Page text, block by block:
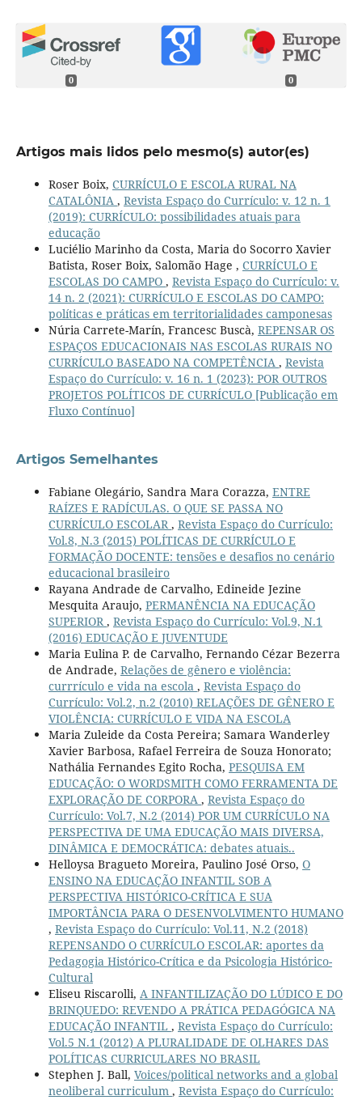
0 0
Artigos mais lidos pelo mesmo(s) autor(es)
Roser Boix, CURRÍCULO E ESCOLA RURAL NA
CATALÔNIA , Revista Espaço do Currículo: v. 12 n. 1
(2019): CURRÍCULO: possibilidades atuais para
educação
Luciélio Marinho da Costa, Maria do Socorro Xavier
Batista, Roser Boix, Salomão Hage , CURRÍCULO E
ESCOLAS DO CAMPO , Revista Espaço do Currículo: v.
14 n. 2 (2021): CURRÍCULO E ESCOLAS DO CAMPO:
políticas e práticas em territorialidades camponesas
Núria Carrete-Marín, Francesc Buscà, REPENSAR OS
ESPAÇOS EDUCACIONAIS NAS ESCOLAS RURAIS NO
CURRÍCULO BASEADO NA COMPETÊNCIA , Revista
Espaço do Currículo: v. 16 n. 1 (2023): POR OUTROS
PROJETOS POLÍTICOS DE CURRÍCULO [Publicação em
Fluxo Contínuo]
Artigos Semelhantes
Fabiane Olegário, Sandra Mara Corazza, ENTRE
RAÍZES E RADÍCULAS. O QUE SE PASSA NO
CURRÍCULO ESCOLAR, Revista Espaço do Currículo:
Vol.8, N.3 (2015) POLÍTICAS DE CURRÍCULO E
FORMAÇÃO DOCENTE: tensões e desafios no cenário
educacional brasileiro
Rayana Andrade de Carvalho, Edineide Jezine
Mesquita Araujo, PERMANÊNCIA NA EDUCAÇÃO
SUPERIOR, Revista Espaço do Currículo: Vol.9, N.1
(2016) EDUCAÇÃO E JUVENTUDE
Maria Eulina P. de Carvalho, Fernando Cézar Bezerra
de Andrade, Relações de gênero e violência:
currrículo e vida na escola , Revista Espaço do
Currículo: Vol.2, n.2 (2010) RELAÇÕES DE GÊNERO E
VIOLÊNCIA: CURRÍCULO E VIDA NA ESCOLA
Maria Zuleide da Costa Pereira; Samara Wanderley
Xavier Barbosa, Rafael Ferreira de Souza Honorato;
Nathália Fernandes Egito Rocha, PESQUISA EM
EDUCAÇÃO: O WORDSMITH COMO FERRAMENTA DE
EXPLORAÇÃO DE CORPORA , Revista Espaço do
Currículo: Vol.7, N.2 (2014) POR UM CURRÍCULO NA
PERSPECTIVA DE UMA EDUCAÇÃO MAIS DIVERSA,
DINÂMICA E DEMOCRÁTICA: debates atuais..
Helloysa Bragueto Moreira, Paulino José Orso, O
ENSINO NA EDUCAÇÃO INFANTIL SOB A
PERSPECTIVA HISTÓRICO-CRÍTICA E SUA
IMPORTÂNCIA PARA O DESENVOLVIMENTO HUMANO
, Revista Espaço do Currículo: Vol.11, N.2 (2018)
REPENSANDO O CURRÍCULO ESCOLAR: aportes da
Pedagogia Histórico-Crítica e da Psicologia Histórico-
Cultural
Eliseu Riscarolli, A INFANTILIZAÇÃO DO LÚDICO E DO
BRINQUEDO: REVENDO A PRÁTICA PEDAGÓGICA NA
EDUCAÇÃO INFANTIL , Revista Espaço do Currículo:
Vol.5 N.1 (2012) A PLURALIDADE DE OLHARES DAS
POLÍTICAS CURRICULARES NO BRASIL
Stephen J. Ball, Voices/political networks and a global
neoliberal curriculum , Revista Espaço do Currículo: